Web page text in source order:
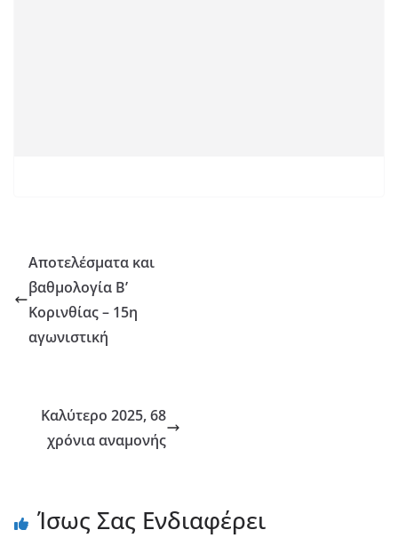
Αποτελέσματα και
βαθμολογία Β’
Κορινθίας – 15η
αγωνιστική
Καλύτερο 2025, 68
χρόνια αναμονής
Ίσως Σας Ενδιαφέρει